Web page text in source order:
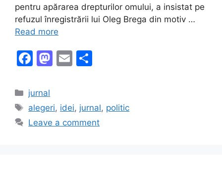
pentru apărarea drepturilor omului, a insistat pe
refuzul înregistrării lui Oleg Brega din motiv …
Read more
F
c
e
b
M
o
d
E
l
e
Categories
jurnal
Tags
alegeri, idei, jurnal, politic
Leave a comment